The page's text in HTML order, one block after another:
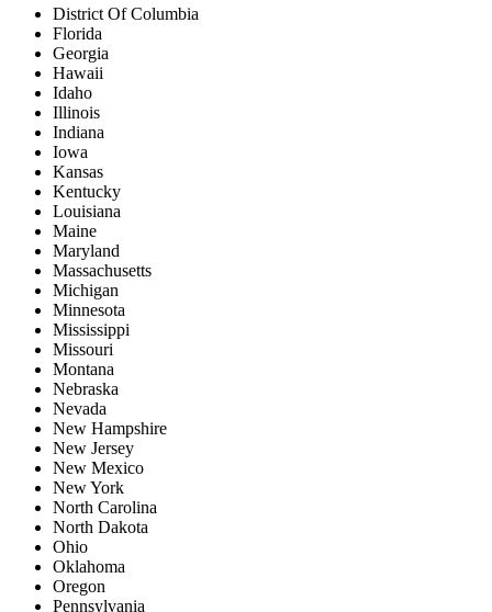
District Of Columbia
Florida
Georgia
Hawaii
Idaho
Illinois
Indiana
Iowa
Kansas
Kentucky
Louisiana
Maine
Maryland
Massachusetts
Michigan
Minnesota
Mississippi
Missouri
Montana
Nebraska
Nevada
New Hampshire
New Jersey
New Mexico
New York
North Carolina
North Dakota
Ohio
Oklahoma
Oregon
Pennsylvania